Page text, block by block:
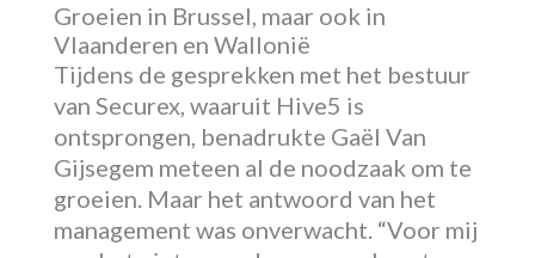
Groeien in Brussel, maar ook in
Vlaanderen en Wallonië
Tijdens de gesprekken met het bestuur
van Securex, waaruit Hive5 is
ontsprongen, benadrukte Gaël Van
Gijsegem meteen al de noodzaak om te
groeien. Maar het antwoord van het
management was onverwacht. “Voor mij